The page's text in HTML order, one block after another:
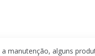
manutenção, alguns